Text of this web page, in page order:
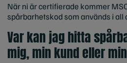
När ni är certifierade kommer
spårbarhetskod som används i all
Var kan jag hitta
mig, min kund eller